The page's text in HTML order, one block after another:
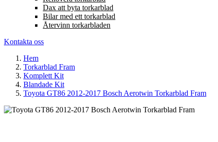
Dax att byta torkarblad
Bilar med ett torkarblad
Återvinn torkarbladen
Kontakta oss
Hem
Torkarblad Fram
Komplett Kit
Blandade Kit
Toyota GT86 2012-2017 Bosch Aerotwin Torkarblad Fram